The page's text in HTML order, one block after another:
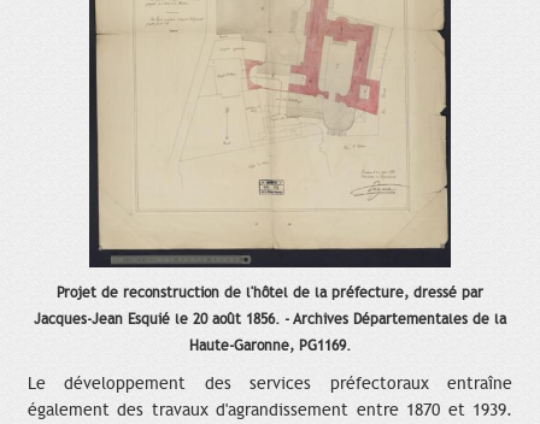
Projet de reconstruction de l'hôtel de la préfecture, dressé par
Jacques-Jean Esquié le 20 août 1856. - Archives Départementales de la
Haute-Garonne, PG1169.
Le développement des services préfectoraux entraîne
également des travaux d'agrandissement entre 1870 et 1939.